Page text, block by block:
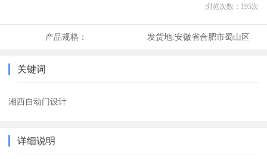
浏览次数： 195次
产品规格： 发货地:安徽省合肥市蜀山区
关键词
湘西自动门设计
详细说明